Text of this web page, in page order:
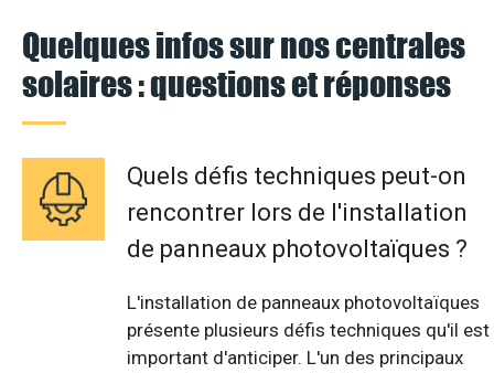
Quelques infos sur nos centrales
solaires : questions et réponses
Quels défis techniques peut-on
rencontrer lors de l'installation
de panneaux photovoltaïques ?
L'installation de panneaux photovoltaïques
présente plusieurs défis techniques qu'il est
important d'anticiper. L'un des principaux